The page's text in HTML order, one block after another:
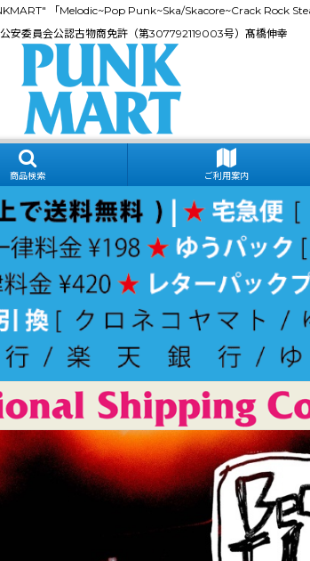
「Melodic~Pop Punk~Ska/Skacore~Crack Rock
安委員会公認古物商免許（第307792119003号）髙橋伸幸
商品検索 ご利用案内